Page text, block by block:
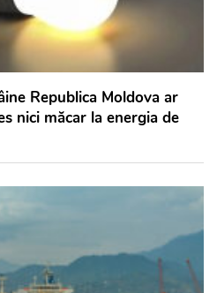
Republica Moldova ar
nici măcar la energia de